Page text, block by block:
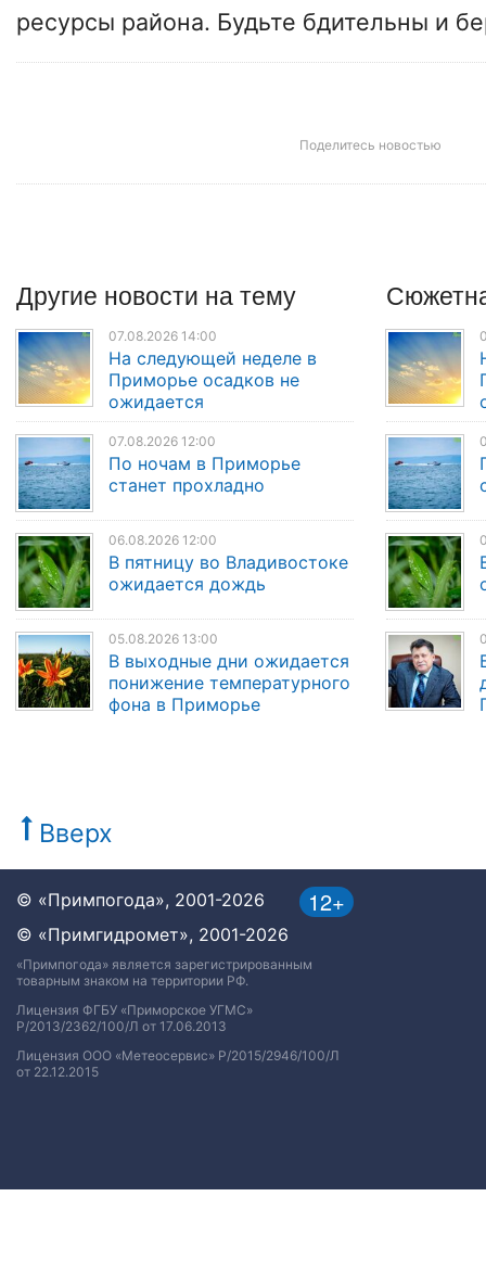
ресурсы района. Будьте бдительны и
Поделитесь новостью
Другие новости на тему
07.08.2026 14:00
На следующей неделе в
Приморье осадков не
ожидается
07.08.2026 12:00
По ночам в Приморье
станет прохладно
06.08.2026 12:00
В пятницу во Владивостоке
ожидается дождь
05.08.2026 13:00
В выходные дни ожидается
понижение температурного
фона в Приморье
Вверх
12+
© «Примпогода», 2001-2026
© «Примгидромет», 2001-2026
«Примпогода» является зарегистрированным
товарным знаком на территории РФ.
Лицензия ФГБУ «Приморское УГМС»
Р/2013/2362/100/Л от 17.06.2013
Лицензия ООО «Метеосервис» Р/2015/2946/100/Л
от 22.12.2015